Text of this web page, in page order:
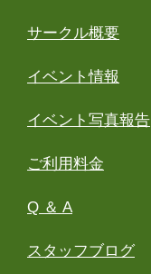
サークル概要
イベント情報
イベント写真報告
ご利用料金
Q ＆ A
スタッフブログ